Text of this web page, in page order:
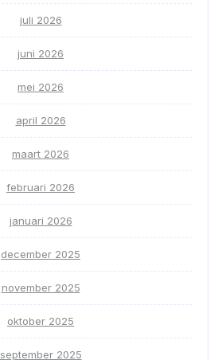
juli 2026
juni 2026
mei 2026
april 2026
maart 2026
februari 2026
januari 2026
december 2025
november 2025
oktober 2025
september 2025